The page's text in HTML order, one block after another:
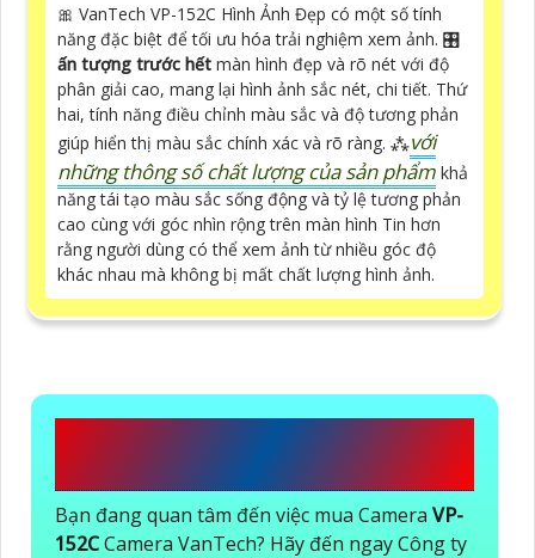
🎀 VanTech VP-152C Hình Ảnh Đẹp có một số tính
năng đặc biệt để tối ưu hóa trải nghiệm xem ảnh. 🎛
ấn tượng trước hết màn hình đẹp và rõ nét với độ
phân giải cao, mang lại hình ảnh sắc nét, chi tiết. Thứ
hai, tính năng điều chỉnh màu sắc và độ tương phản
giúp hiển thị màu sắc chính xác và rõ ràng. ⁂với
những thông số chất lượng của sản phẩm khả
năng tái tạo màu sắc sống động và tỷ lệ tương phản
cao cùng với góc nhìn rộng trên màn hình Tin hơn
rằng người dùng có thể xem ảnh từ nhiều góc độ
khác nhau mà không bị mất chất lượng hình ảnh.
Bạn đang quan tâm đến việc mua Camera VP-
152CCamera VanTech? Hãy đến ngay Công ty